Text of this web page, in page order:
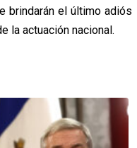
brindarán el último adiós
la actuación nacional.